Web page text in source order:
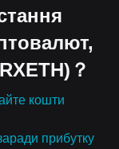
？
кошти
прибутку